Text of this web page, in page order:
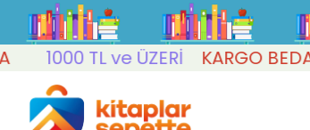
1000 TL ve ÜZERİ
KARGO BEDAVA